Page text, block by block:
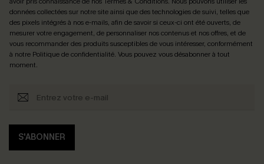
données collectées sur notre site ainsi que des technologies de suivi, telles que
des pixels intégrés à nos e-mails, afin de savoir si ceux-ci ont été ouverts, de
mesurer votre engagement, de personnaliser nos contenus et nos offres, et de
vous recommander des produits susceptibles de vous intéresser, conformément
à notre Politique de confidentialité. Vous pouvez vous désabonner à tout
moment.
S'ABONNER